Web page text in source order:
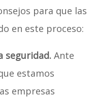
para que las
en este proceso:
seguridad. Ante
estamos
empresas